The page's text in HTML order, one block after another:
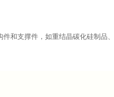
支撑件，如重结晶碳化硅制品